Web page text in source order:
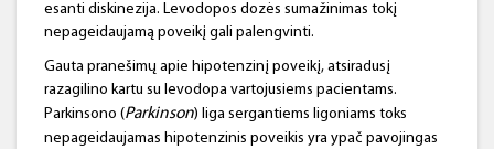
esanti diskinezija. Levodopos dozės sumažinimas tokį
nepageidaujamą poveikį gali palengvinti.
Gauta pranešimų apie hipotenzinį poveikį, atsiradusį
razagilino kartu su levodopa vartojusiems pacientams.
Parkinsono (Parkinson) liga sergantiems ligoniams toks
nepageidaujamas hipotenzinis poveikis yra ypač pavojingas